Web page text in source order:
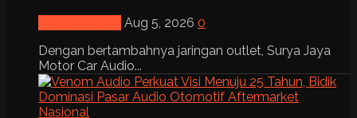
Aug 5, 2026 0
Dengan bertambahnya jaringan outlet, Surya Jaya
Motor Car Audio...